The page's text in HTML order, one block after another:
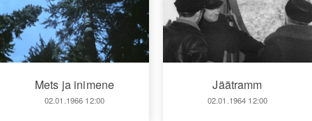
Mets ja inimene
02.01.1966 12:00
Jäätramm
02.01.1964 12:00